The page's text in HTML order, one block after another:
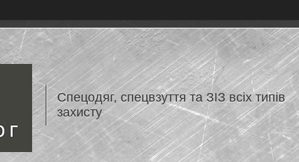
Спецодяг, спецвзуття та ЗІЗ всіх типів
захисту